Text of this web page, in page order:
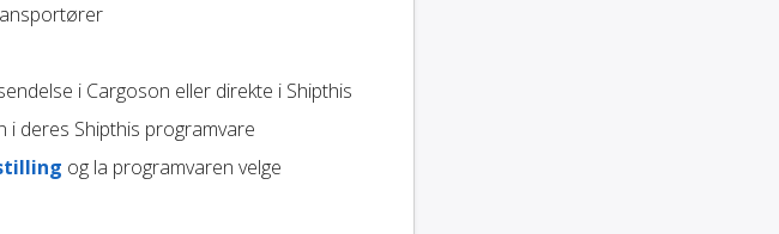
i Cargoson eller direkte i Shipthis
i deres Shipthis programvare
og la programvaren velge